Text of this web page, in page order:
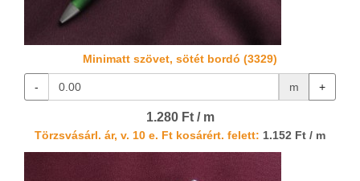
Minimatt szövet, sötét bordó (3329)
- m +
1.280 Ft / m
Törzsvásárl. ár, v. 10 e. Ft kosárért. felett: 1.152 Ft / m